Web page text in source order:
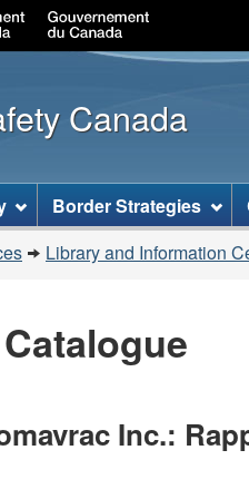
Canada
Border Strategies
Library and Information
Inc.: